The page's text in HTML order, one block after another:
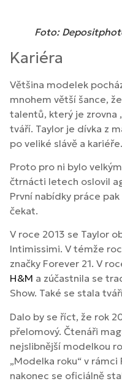
Foto:
Kariéra
Většina modelek
mnohem větší šance,
talentů, který je zrovna
tváří. Taylor je dívka z
po veliké slávě a kariéře.
Proto pro ni bylo
čtrnácti letech oslovil
První nabídky práce
čekat.
V roce 2013 se Taylor
Intimissimi. V témže
značky Forever 21. V
H&M a zúčastnila se
Show. Také se stala
Dalo by se říct, že rok
přelomový. Čtenáři
nejslibnější modelkou
„Modelka roku“ v
nakonec se oficiálně